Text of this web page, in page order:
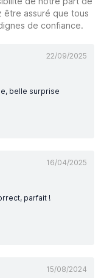
être assuré que tous
de confiance.
22/09/2025
belle surprise
16/04/2025
parfait !
15/08/2024